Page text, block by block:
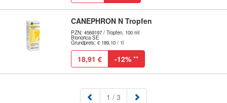
CANEPHRON N Tropfen
PZN: 4569197 / Tropfen, 100 ml
Bionorica SE
Grundpreis: € 189,10 / 1l
18,91 € -12% **
1 (aktuell)
/ 3